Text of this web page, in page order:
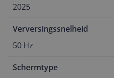
2025
Verversingssnelheid
50 Hz
Schermtype